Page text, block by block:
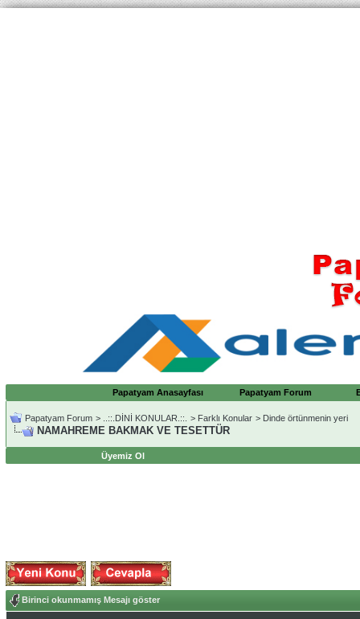
Papatyam Anasayfası Papatyam Forum
Papatyam Forum > ..::.DİNİ KONULAR.::. > Farklı Konular > Dinde örtünmenin yeri
NAMAHREME BAKMAK VE TESETTÜR
Üyemiz Ol
Birinci okunmamış Mesajı göster